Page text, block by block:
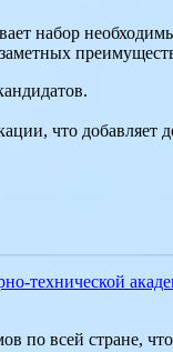
набор
что добавляет
технической
по всей стране,